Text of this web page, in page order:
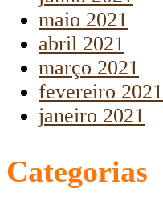
maio 2021
abril 2021
março 2021
fevereiro 2021
janeiro 2021
Categorias